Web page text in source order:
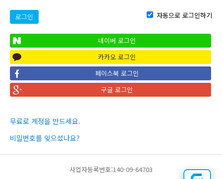
로그인 자동으로 로그인하기
네이버 로그인
카카오 로그인
페이스북 로그인
구글 로그인
무료로 계정을 만드세요.
비밀번호를 잊으셨나요?
사업자등록번호:140-09-64703